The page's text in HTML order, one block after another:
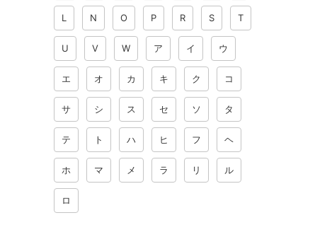
L N O P R S T
U V W ア イ ウ
エ オ カ キ ク コ
サ シ ス セ ソ タ
テ ト ハ ヒ フ ヘ
ホ マ メ ラ リ ル
ロ